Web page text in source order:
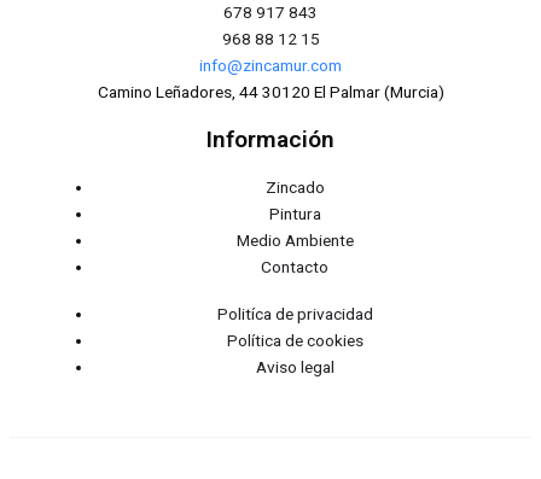
678 917 843
968 88 12 15
info@zincamur.com
Camino Leñadores, 44 30120 El Palmar (Murcia)
Información
Zincado
Pintura
Medio Ambiente
Contacto
Politíca de privacidad
Política de cookies
Aviso legal